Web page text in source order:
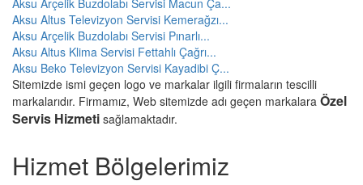
Aksu Altus Televizyon Servisi Kemerağzı...
Aksu Arçelik Buzdolabı Servisi Pınarlı...
Aksu Altus Klima Servisi Fettahlı Çağrı...
Aksu Beko Televizyon Servisi Kayadibi Ç...
Sitemizde ismi geçen logo ve markalar ilgili firmaların tescilli
markalarıdır. Firmamız, Web sitemizde adı geçen markalara Özel
Servis Hizmeti sağlamaktadır.
Hizmet Bölgelerimiz